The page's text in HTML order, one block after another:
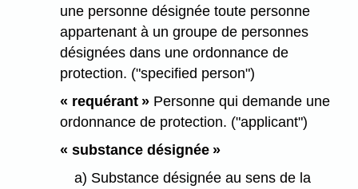
une personne désignée toute personne
appartenant à un groupe de personnes
désignées dans une ordonnance de
protection. ("specified person")
« requérant » Personne qui demande une
ordonnance de protection. ("applicant")
« substance désignée »
a) Substance désignée au sens de la